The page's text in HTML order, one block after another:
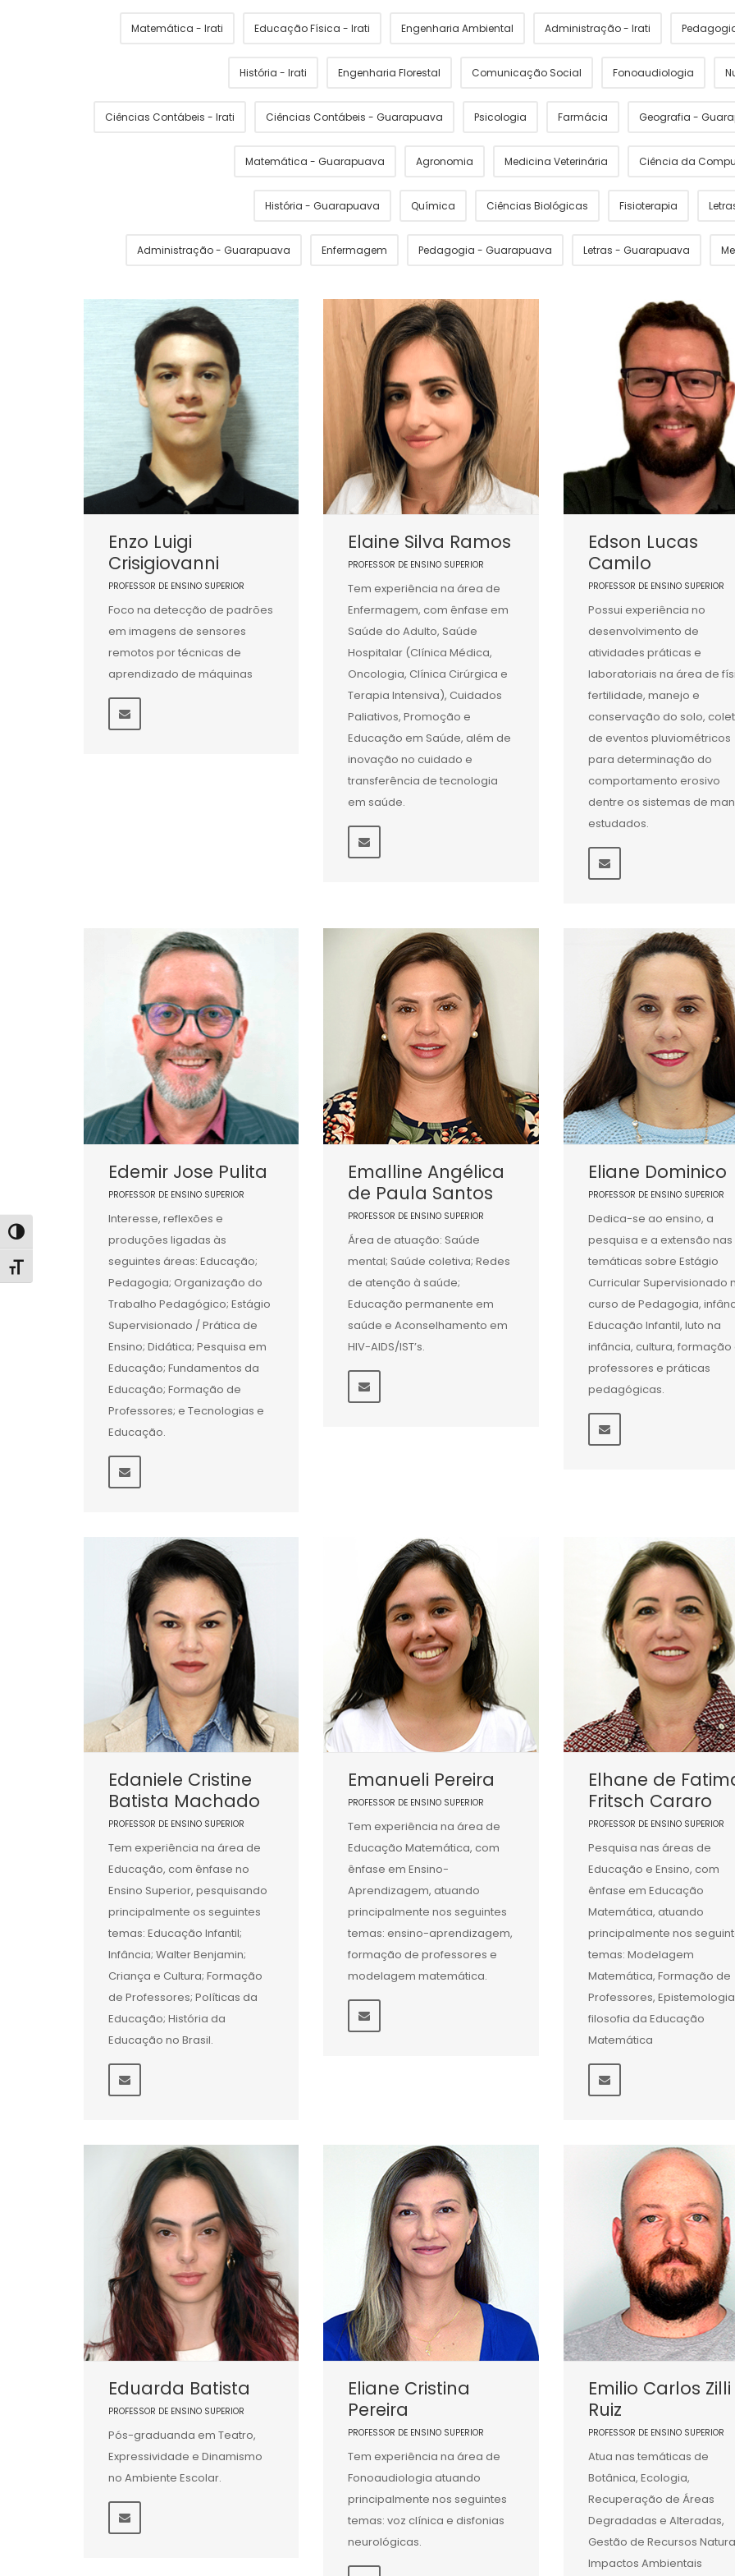
Alternar alto contraste
Alternar tamanho da fonte
Matemática - Irati Educação Física - Irati Engenharia Ambiental Administração - Irati
História - Irati Engenharia Florestal Comunicação Social Fonoaudiologia
Ciências Contábeis - Irati Ciências Contábeis - Guarapuava Psicologia Farmácia Geografia -
Matemática - Guarapuava Agronomia Medicina Veterinária Ciência da
História - Guarapuava Química Ciências Biológicas Fisioterapia
Administração - Guarapuava Enfermagem Pedagogia - Guarapuava Letras - Guarapuava
Enzo Luigi
Crisigiovanni
PROFESSOR DE ENSINO SUPERIOR
Foco na detecção de padrões
em imagens de sensores
remotos por técnicas de
aprendizado de máquinas
Elaine Silva Ramos
PROFESSOR DE ENSINO SUPERIOR
Tem experiência na área de
Enfermagem, com ênfase em
Saúde do Adulto, Saúde
Hospitalar (Clínica Médica,
Oncologia, Clínica Cirúrgica e
Terapia Intensiva), Cuidados
Paliativos, Promoção e
Educação em Saúde, além de
inovação no cuidado e
transferência de tecnologia
em saúde.
Edson Lucas
Camilo
PROFESSOR DE ENSINO SUPERIOR
Possui experiência no
desenvolvimento de
atividades práticas e
laboratoriais na área de
fertilidade, manejo e
conservação do solo,
de eventos pluviométricos
para determinação do
comportamento erosivo
dentre os sistemas de
estudados.
Edemir Jose Pulita
PROFESSOR DE ENSINO SUPERIOR
Interesse, reflexões e
produções ligadas às
seguintes áreas: Educação;
Pedagogia; Organização do
Trabalho Pedagógico; Estágio
Supervisionado / Prática de
Ensino; Didática; Pesquisa em
Educação; Fundamentos da
Educação; Formação de
Professores; e Tecnologias e
Educação.
Emalline Angélica
de Paula Santos
PROFESSOR DE ENSINO SUPERIOR
Área de atuação: Saúde
mental; Saúde coletiva; Redes
de atenção à saúde;
Educação permanente em
saúde e Aconselhamento em
HIV-AIDS/IST’s.
Eliane Dominico
PROFESSOR DE ENSINO SUPERIOR
Dedica-se ao ensino, a
pesquisa e a extensão nas
temáticas sobre Estágio
Curricular Supervisionado
curso de Pedagogia,
Educação Infantil, luto na
infância, cultura, formação
professores e práticas
pedagógicas.
Edaniele Cristine
Batista Machado
PROFESSOR DE ENSINO SUPERIOR
Tem experiência na área de
Educação, com ênfase no
Ensino Superior, pesquisando
principalmente os seguintes
temas: Educação Infantil;
Infância; Walter Benjamin;
Criança e Cultura; Formação
de Professores; Políticas da
Educação; História da
Educação no Brasil.
Emanueli Pereira
PROFESSOR DE ENSINO SUPERIOR
Tem experiência na área de
Educação Matemática, com
ênfase em Ensino-
Aprendizagem, atuando
principalmente nos seguintes
temas: ensino-aprendizagem,
formação de professores e
modelagem matemática.
Elhane de
Fritsch Cararo
PROFESSOR DE ENSINO SUPERIOR
Pesquisa nas áreas de
Educação e Ensino, com
ênfase em Educação
Matemática, atuando
principalmente nos
temas: Modelagem
Matemática, Formação de
Professores,
filosofia da Educação
Matemática
Eduarda Batista
PROFESSOR DE ENSINO SUPERIOR
Pós-graduanda em Teatro,
Expressividade e Dinamismo
no Ambiente Escolar.
Eliane Cristina
Pereira
PROFESSOR DE ENSINO SUPERIOR
Tem experiência na área de
Fonoaudiologia atuando
principalmente nos seguintes
temas: voz clínica e disfonias
neurológicas.
Emilio Carlos Zilli
Ruiz
PROFESSOR DE ENSINO SUPERIOR
Atua nas temáticas de
Botânica, Ecologia,
Recuperação de Áreas
Degradadas e Alteradas,
Gestão de Recursos
Impactos Ambientais